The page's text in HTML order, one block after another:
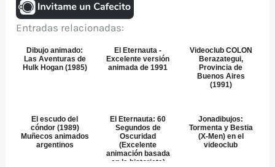
Entradas relacionadas:
Dibujo animado:
Las Aventuras de
Hulk Hogan (1985)
El Eternauta -
Excelente versión
animada de 1991
Videoclub COLON
Berazategui,
Provincia de
Buenos Aires
(1991)
El escudo del
cóndor (1989)
Muñecos animados
argentinos
El Eternauta: 60
Segundos de
Oscuridad
(Excelente
animación basada
en la historieta)
Jonadibujos:
Tormenta y Bestia
(X-Men) en el
videoclub